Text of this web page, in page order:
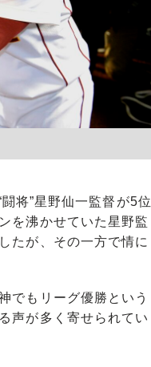
将”星野仙一監督が5位
を沸かせていた星野監
たが、その一方で情に
でもリーグ優勝という
声が多く寄せられてい